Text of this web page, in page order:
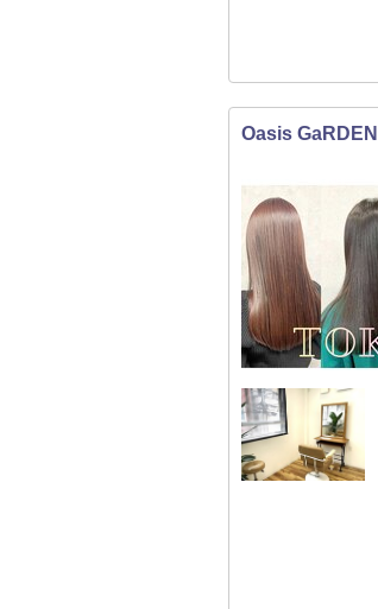
Oasis GaRDEN